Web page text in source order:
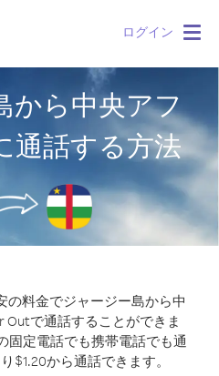
ログイン
から中央アフ
通話する方法
の料金でジャージー島から中
Outで通話することができま
固定電話でも携帯電話でも通
$1.20から通話できます。